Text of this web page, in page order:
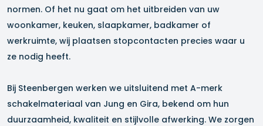
normen. Of het nu gaat om het uitbreiden van uw
woonkamer, keuken, slaapkamer, badkamer of
werkruimte, wij plaatsen stopcontacten precies waar u
ze nodig heeft.
Bij Steenbergen werken we uitsluitend met A-merk
schakelmateriaal van Jung en Gira, bekend om hun
duurzaamheid, kwaliteit en stijlvolle afwerking. We zorgen